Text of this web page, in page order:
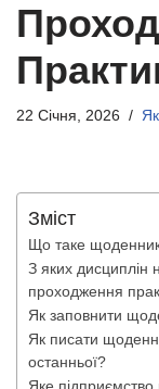
22 Січня, 2026
Зміст
Що таке
З яких дисциплін
проходження
Як заповнити
Як писати
останньої?